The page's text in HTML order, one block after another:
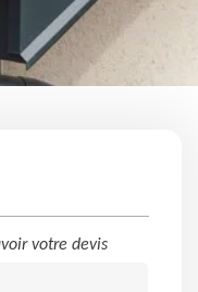
votre devis